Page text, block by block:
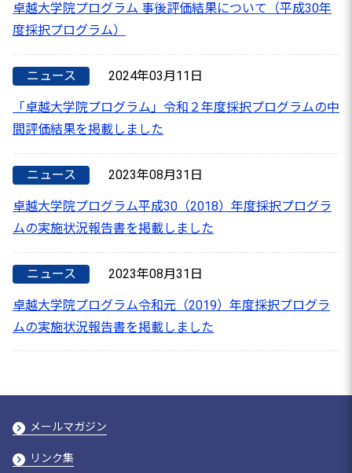
卓越大学院プログラム 事後評価結果について（平成30年
度採択プログラム）
ニュース 2024年03月11日
「卓越大学院プログラム」令和２年度採択プログラムの中
間評価結果を掲載しました
ニュース 2023年08月31日
卓越大学院プログラム平成30（2018）年度採択プログラ
ムの実施状況報告書を掲載しました
ニュース 2023年08月31日
卓越大学院プログラム令和元（2019）年度採択プログラ
ムの実施状況報告書を掲載しました
メールマガジン
リンク集